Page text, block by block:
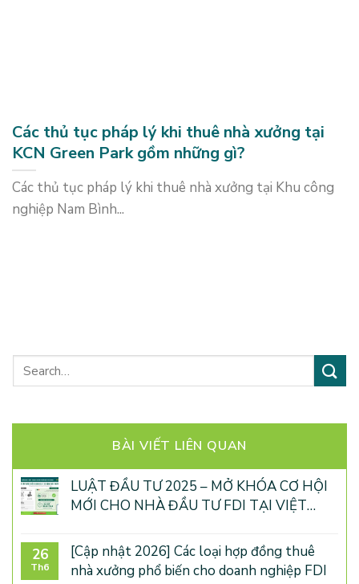
Các thủ tục pháp lý khi thuê nhà xưởng tại
KCN Green Park gồm những gì?
Các thủ tục pháp lý khi thuê nhà xưởng tại Khu công
nghiệp Nam Bình...
BÀI VIẾT LIÊN QUAN
LUẬT ĐẦU TƯ 2025 – MỞ KHÓA CƠ HỘI
MỚI CHO NHÀ ĐẦU TƯ FDI TẠI VIỆT
26
Th6
[Cập nhật 2026] Các loại hợp đồng thuê
nhà xưởng phổ biến cho doanh nghiệp FDI